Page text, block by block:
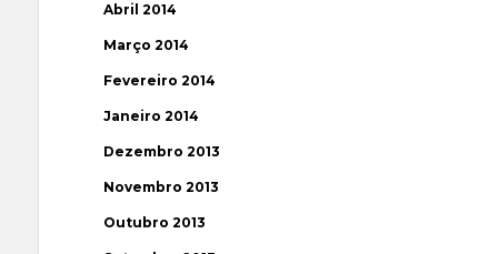
Abril 2014
Março 2014
Fevereiro 2014
Janeiro 2014
Dezembro 2013
Novembro 2013
Outubro 2013